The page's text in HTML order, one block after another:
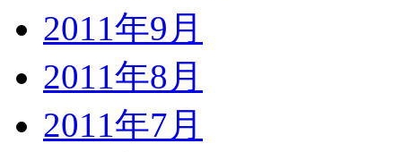
2011年9月
2011年8月
2011年7月